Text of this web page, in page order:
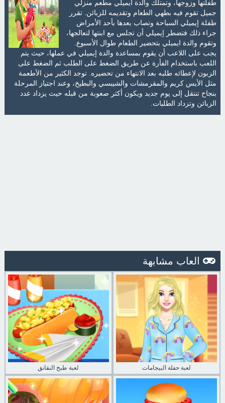
طفلتها وزوجها، وتمتلك والدة ايميلي مطعم منزلي
جميل تقوم فيه بطهي الطعام وتقديمه للزبائن. تقرر
طفلة إيميلي السباحة وتصاب بعدها بأحد الأمراض
جراء ذلك فتضطر إيميلي أن تجلس مع ابنتها لتعالجها،
وتقوم والدة ايميلي بتحضير الطعام طوال الأسبوع.
يجب على اللاعب أن يقوم بمساعدة والدة إيميلي في عملها، حيث يتم
اللعب باستخدام الفأرة عن طريق الضغط على الطلب ثم الضغط على
الزبون لإعطائه طلبه بعد الانتهاء من تحضيره. توجد الكثير من الأطعمة
مثل الأيس كريم والمقرمشات والشيبسي والبطيخ، وعند اجتياز المرحلة
بنجاح تنتقل إلى يوم جديد ويكون أكثر صعوبة من قبله حيث يزداد عدد
الزبائن وتزداد الطلبات.
العاب مشابهة
لعبة طبخ النقانق لعبة حفلة البيجامات